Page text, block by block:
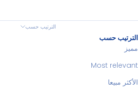
الترتيب حسب
الترتيب حسب
مميز
Most relevant
الأكثر مبيعا